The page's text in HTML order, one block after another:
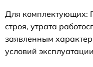
Для комплектующих:
строя, утрата
заявленным
условий